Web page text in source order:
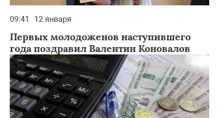
09:41 12 января
Первых молодоженов наступившего
года поздравил Валентин Коновалов